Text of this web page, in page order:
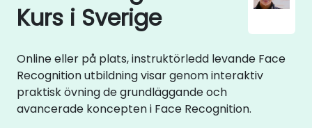
Kurs i Sverige
Online eller på plats, instruktörledd levande Face
Recognition utbildning visar genom interaktiv
praktisk övning de grundläggande och
avancerade koncepten i Face Recognition.